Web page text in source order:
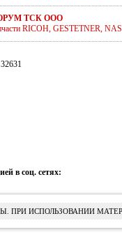
ТСК ООО
RICOH, GESTETNER,
в соц. сетях:
ИСПОЛЬЗОВАНИИ